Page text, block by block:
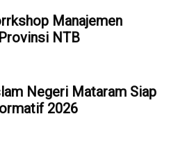
Manajemen
NTB
Negeri Mataram Siap
2026